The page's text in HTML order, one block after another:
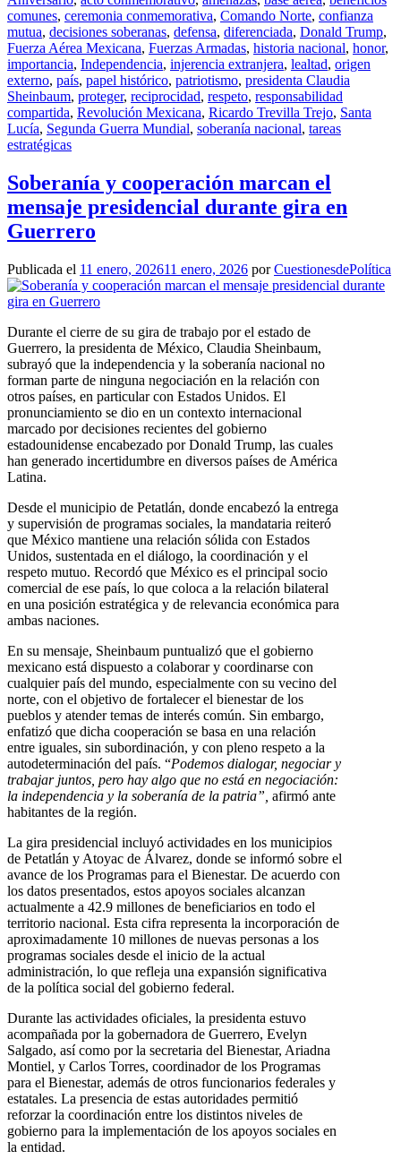
comunes, ceremonia conmemorativa, Comando Norte, confianza
mutua, decisiones soberanas, defensa, diferenciada, Donald Trump,
Fuerza Aérea Mexicana, Fuerzas Armadas, historia nacional, honor,
importancia, Independencia, injerencia extranjera, lealtad, origen
externo, país, papel histórico, patriotismo, presidenta Claudia
Sheinbaum, proteger, reciprocidad, respeto, responsabilidad
compartida, Revolución Mexicana, Ricardo Trevilla Trejo, Santa
Lucía, Segunda Guerra Mundial, soberanía nacional, tareas
estratégicas
Soberanía y cooperación marcan el
mensaje presidencial durante gira en
Guerrero
Publicada el 11 enero, 202611 enero, 2026 porCuestionesdePolítica
Durante el cierre de su gira de trabajo por el estado de
Guerrero, la presidenta de México, Claudia Sheinbaum,
subrayó que la independencia y la soberanía nacional no
forman parte de ninguna negociación en la relación con
otros países, en particular con Estados Unidos. El
pronunciamiento se dio en un contexto internacional
marcado por decisiones recientes del gobierno
estadounidense encabezado por Donald Trump, las cuales
han generado incertidumbre en diversos países de América
Latina.
Desde el municipio de Petatlán, donde encabezó la entrega
y supervisión de programas sociales, la mandataria reiteró
que México mantiene una relación sólida con Estados
Unidos, sustentada en el diálogo, la coordinación y el
respeto mutuo. Recordó que México es el principal socio
comercial de ese país, lo que coloca a la relación bilateral
en una posición estratégica y de relevancia económica para
ambas naciones.
En su mensaje, Sheinbaum puntualizó que el gobierno
mexicano está dispuesto a colaborar y coordinarse con
cualquier país del mundo, especialmente con su vecino del
norte, con el objetivo de fortalecer el bienestar de los
pueblos y atender temas de interés común. Sin embargo,
enfatizó que dicha cooperación se basa en una relación
entre iguales, sin subordinación, y con pleno respeto a la
autodeterminación del país. “Podemos dialogar, negociar y
trabajar juntos, pero hay algo que no está en negociación:
la independencia y la soberanía de la patria”, afirmó ante
habitantes de la región.
La gira presidencial incluyó actividades en los municipios
de Petatlán y Atoyac de Álvarez, donde se informó sobre el
avance de los Programas para el Bienestar. De acuerdo con
los datos presentados, estos apoyos sociales alcanzan
actualmente a 42.9 millones de beneficiarios en todo el
territorio nacional. Esta cifra representa la incorporación de
aproximadamente 10 millones de nuevas personas a los
programas sociales desde el inicio de la actual
administración, lo que refleja una expansión significativa
de la política social del gobierno federal.
Durante las actividades oficiales, la presidenta estuvo
acompañada por la gobernadora de Guerrero, Evelyn
Salgado, así como por la secretaria del Bienestar, Ariadna
Montiel, y Carlos Torres, coordinador de los Programas
para el Bienestar, además de otros funcionarios federales y
estatales. La presencia de estas autoridades permitió
reforzar la coordinación entre los distintos niveles de
gobierno para la implementación de los apoyos sociales en
la entidad.